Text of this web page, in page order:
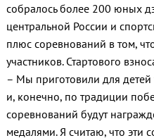
собралось более 200 юных
центральной России и
плюс соревнований в том,
участников. Стартового
– Мы приготовили для детей
и, конечно, по традиции
соревнований будут
медалями. Я считаю, что эти